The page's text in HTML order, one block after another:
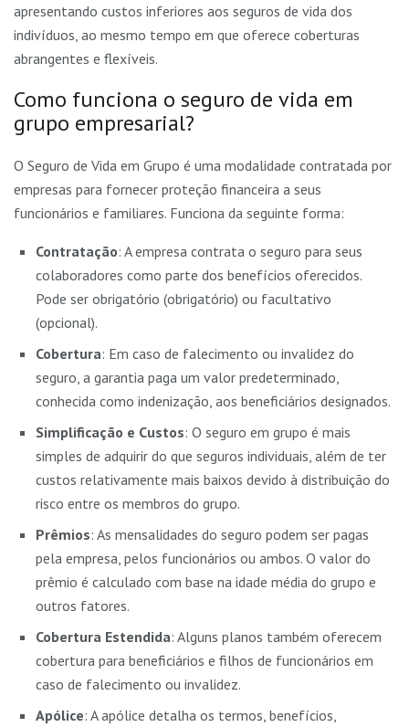
apresentando custos inferiores aos seguros de vida dos
indivíduos, ao mesmo tempo em que oferece coberturas
abrangentes e flexíveis.
Como funciona o seguro de vida em
grupo empresarial?
O Seguro de Vida em Grupo é uma modalidade contratada por
empresas para fornecer proteção financeira a seus
funcionários e familiares. Funciona da seguinte forma:
Contratação: A empresa contrata o seguro para seus
colaboradores como parte dos benefícios oferecidos.
Pode ser obrigatório (obrigatório) ou facultativo
(opcional).
Cobertura: Em caso de falecimento ou invalidez do
seguro, a garantia paga um valor predeterminado,
conhecida como indenização, aos beneficiários designados.
Simplificação e Custos: O seguro em grupo é mais
simples de adquirir do que seguros individuais, além de ter
custos relativamente mais baixos devido à distribuição do
risco entre os membros do grupo.
Prêmios: As mensalidades do seguro podem ser pagas
pela empresa, pelos funcionários ou ambos. O valor do
prêmio é calculado com base na idade média do grupo e
outros fatores.
Cobertura Estendida: Alguns planos também oferecem
cobertura para beneficiários e filhos de funcionários em
caso de falecimento ou invalidez.
Apólice: A apólice detalha os termos, benefícios,